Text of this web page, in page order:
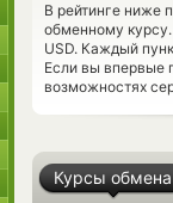
В рейтинге ниже
обменному
USD. Каждый
Если вы впервые
возможностях
Курсы обмена